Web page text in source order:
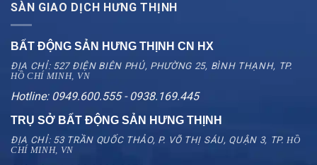
SÀN GIAO DỊCH HƯNG THỊNH
BẤT ĐỘNG SẢN HƯNG THỊNH CN HX
ĐỊA CHỈ: 527 ĐIỆN BIÊN PHỦ, PHƯỜNG 25, BÌNH THẠNH, TP.
HỒ CHÍ MINH, VN
Hotline: 0949.600.555 - 0938.169.445
TRỤ SỞ BẤT ĐỘNG SẢN HƯNG THỊNH
ĐỊA CHỈ: 53 TRẦN QUỐC THẢO, P. VÕ THỊ SÁU, QUẬN 3, TP.HỒ
CHÍ MINH, VN